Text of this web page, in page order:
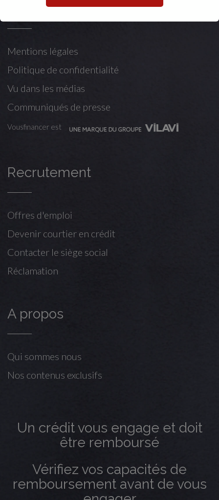
Mentions légales
Mentions légales
Politique de confidentialité
Vu dans les médias
Communiqués de presse
Vousfinancer est
Recrutement
Offres d'emploi
Devenir courtier en crédit
Contacter le siège social
Réclamation
A propos
Qui sommes nous
Nos contenus exclusifs
Un crédit vous engage et doit
être remboursé
Vérifiez vos capacités de
remboursement avant de vous